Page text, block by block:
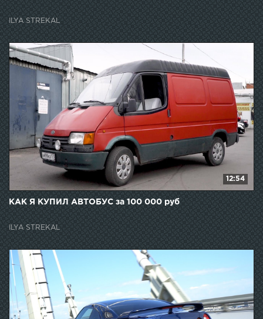
ILYA STREKAL
12:54
КАК Я КУПИЛ АВТОБУС за 100 000 руб
ILYA STREKAL